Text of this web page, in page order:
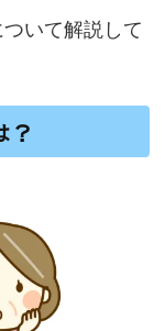
ついて解説して
？